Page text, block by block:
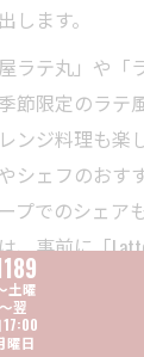
します。
ラテ丸」や「
節限定のラテ
ンジ料理も楽
シェフのおす
プでのシェア
、事前に「
良いでしょう。